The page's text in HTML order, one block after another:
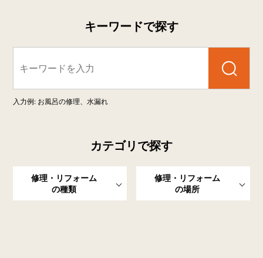
キーワードで探す
入力例: お風呂の修理、水漏れ
カテゴリで探す
修理・リフォーム
の種類
修理・リフォーム
の場所